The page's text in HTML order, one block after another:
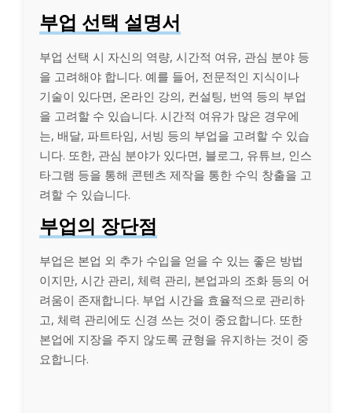
부업 선택 설명서
부업 선택 시 자신의 역량, 시간적 여유, 관심 분야 등
을 고려해야 합니다. 예를 들어, 전문적인 지식이나
기술이 있다면, 온라인 강의, 컨설팅, 번역 등의 부업
을 고려할 수 있습니다. 시간적 여유가 많은 경우에
는, 배달, 파트타임, 서빙 등의 부업을 고려할 수 있습
니다. 또한, 관심 분야가 있다면, 블로그, 유튜브, 인스
타그램 등을 통해 콘텐츠 제작을 통한 수익 창출을 고
려할 수 있습니다.
부업의 장단점
부업은 본업 외 추가 수입을 얻을 수 있는 좋은 방법
이지만, 시간 관리, 체력 관리, 본업과의 조화 등의 어
려움이 존재합니다. 부업 시간을 효율적으로 관리하
고, 체력 관리에도 신경 쓰는 것이 중요합니다. 또한
본업에 지장을 주지 않도록 균형을 유지하는 것이 중
요합니다.